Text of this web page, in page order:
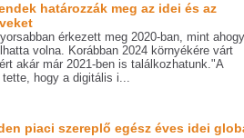
határozzák meg az idei és az
érkezett meg 2020-ban, mint
volna. Korábban 2024 környékére várt
akár már 2021-ben is találkozhatunk."A
hogy a digitális i...
piaci szereplő egész éves idei